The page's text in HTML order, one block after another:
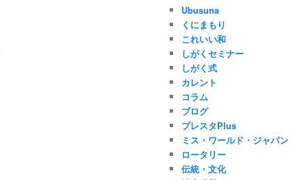
Ubusuna
くにまもり
これいい和
しがくセミナー
しがく式
カレント
コラム
ブログ
プレスタPlus
ミス・ワールド・ジャパン
ロータリー
伝統・文化